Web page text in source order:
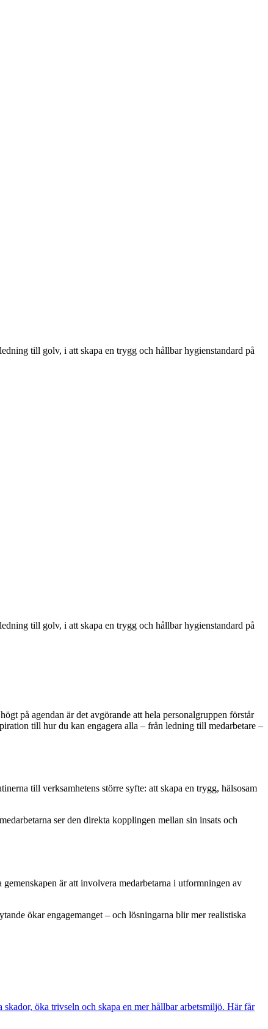
till golv, i att skapa en trygg och hållbar hygienstandard på
till golv, i att skapa en trygg och hållbar hygienstandard på
på agendan är det avgörande att hela personalgruppen förstår
till hur du kan engagera alla – från ledning till medarbetare –
till verksamhetens större syfte: att skapa en trygg, hälsosam
ser den direkta kopplingen mellan sin insats och
är att involvera medarbetarna i utformningen av
ökar engagemanget – och lösningarna blir mer realistiska
öka trivseln och skapa en mer hållbar arbetsmiljö. Här får